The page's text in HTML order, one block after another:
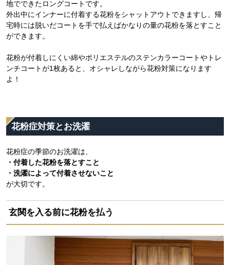
地でできたロングコートです。
外出中にインナーに付着する花粉をシャットアウトできますし、帰
宅時には脱いだコートを手で払えばかなりの量の花粉を落とすこと
ができます。
花粉が付着しにくい綿やポリエステルのステンカラーコートやトレ
ンチコートが1枚あると、オシャレしながら花粉対策になります
よ！
花粉症対策とお洗濯
花粉症の季節のお洗濯は、
・付着した花粉を落とすこと
・洗濯によって付着させないこと
が大切です。
玄関を入る前に花粉を払う